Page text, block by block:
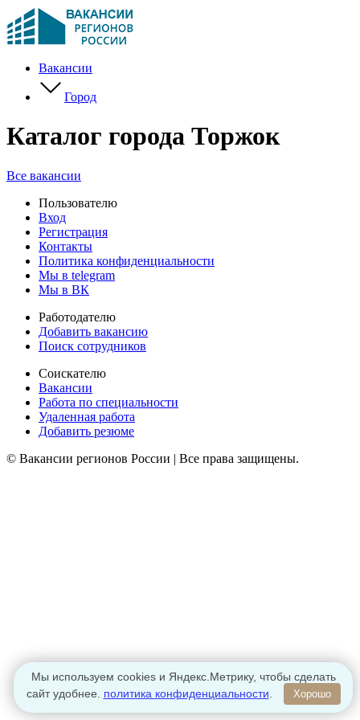
Вакансии
Город
Каталог города Торжок
Все вакансии
Пользователю
Вход
Регистрация
Контакты
Политика конфиденциальности
Мы в telegram
Мы в ВК
Работодателю
Добавить вакансию
Поиск сотрудников
Соискателю
Вакансии
Работа по специальности
Удаленная работа
Добавить резюме
© Вакансии регионов России | Все права защищены.
Мы используем cookies и Яндекс.Метрику, чтобы сделать
сайт удобнее. политика конфиденциальности Хорошо